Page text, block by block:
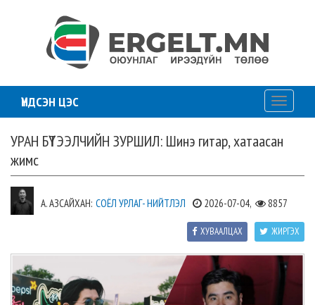
ҮНДСЭН ЦЭС
Toggle
УРАН БҮТЭЭЛЧИЙН ЗУРШИЛ: Шинэ гитар, хатаасан
жимс
А. АЗСАЙХАН: СОЁЛ УРЛАГ- НИЙТЛЭЛ 2026-07-04, 8857
ЖИРГЭХ
ХУВААЛЦАХ